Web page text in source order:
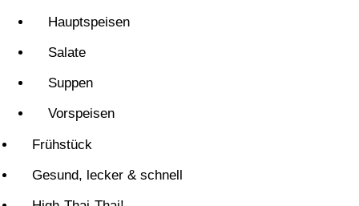
Hauptspeisen
Salate
Suppen
Vorspeisen
Frühstück
Gesund, lecker & schnell